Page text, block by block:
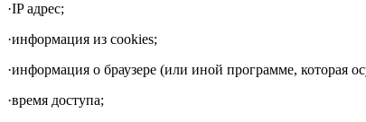
·IP адрес;
·информация из cookies;
·информация о браузере (или иной программе, которая
·время доступа;